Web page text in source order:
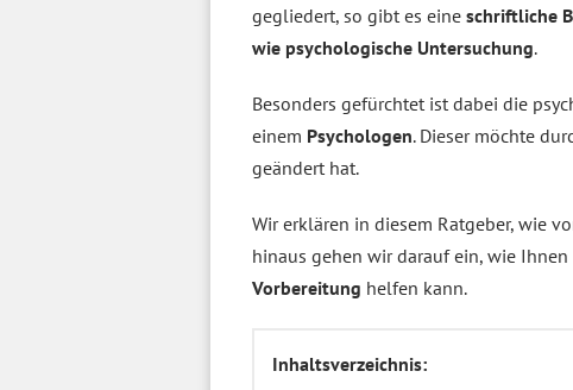
gegliedert, so gibt es eine schriftliche
wie psychologische Untersuchung.
Besonders gefürchtet ist dabei die
einem Psychologen. Dieser möchte
geändert hat.
Wir erklären in diesem Ratgeber, wie
hinaus gehen wir darauf ein, wie
Vorbereitung helfen kann.
Inhaltsverzeichnis: